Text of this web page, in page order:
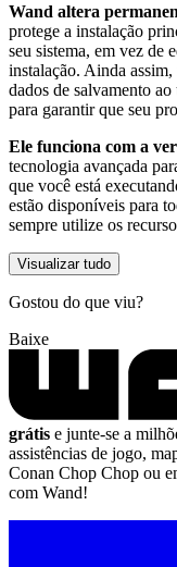
Wand altera
protege a instalação
seu sistema, em vez de
instalação. Ainda
dados de salvamento
para garantir que seu
Ele funciona com a
tecnologia avançada
que você está
estão disponíveis para
sempre utilize os
Visualizar tudo
Gostou do que viu?
Baixe
grátis e junte-se a
assistências de jogo,
Conan Chop Chop ou
com Wand!